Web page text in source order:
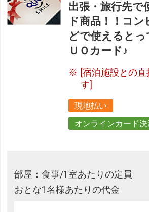
出張・旅行先で
ド商品！！コ
どで使えるとっ
ＵＯカード♪
[宿泊施設との
す]
現地払い
オンラインカード
部屋：食事/1室あたりの定員
おとな1名様あたりの代金